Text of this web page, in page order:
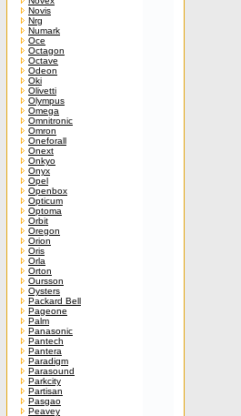
Novis
Nrg
Numark
Oce
Octagon
Octave
Odeon
Oki
Olivetti
Olympus
Omega
Omnitronic
Omron
Oneforall
Onext
Onkyo
Onyx
Opel
Openbox
Opticum
Optoma
Orbit
Oregon
Orion
Oris
Orla
Orton
Oursson
Oysters
Packard Bell
Pageone
Palm
Panasonic
Pantech
Pantera
Paradigm
Parasound
Parkcity
Partisan
Pasgao
Peavey